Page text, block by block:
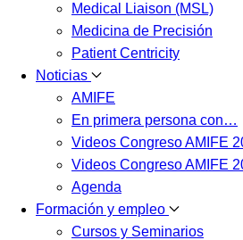
Medical Liaison (MSL)
Medicina de Precisión
Patient Centricity
Noticias
AMIFE
En primera persona con…
Videos Congreso AMIFE
Videos Congreso AMIFE
Agenda
Formación y empleo
Cursos y Seminarios